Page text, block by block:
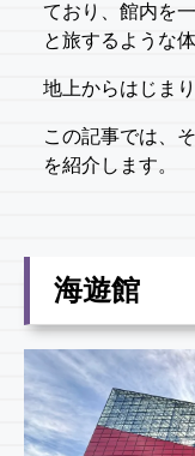
ており、館内を
と旅するような
地上からはじま
この記事では、
を紹介します。
海遊館